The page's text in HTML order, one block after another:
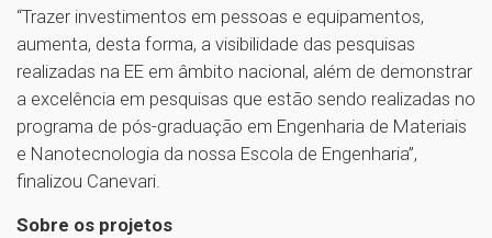
“Trazer investimentos em pessoas e equipamentos,
aumenta, desta forma, a visibilidade das pesquisas
realizadas na EE em âmbito nacional, além de demonstrar
a excelência em pesquisas que estão sendo realizadas no
programa de pós-graduação em Engenharia de Materiais
e Nanotecnologia da nossa Escola de Engenharia”,
finalizou Canevari.
Sobre os projetos